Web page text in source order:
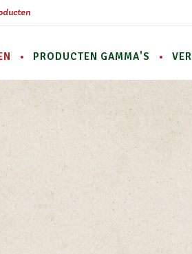
Over Hygiena
Merken
Producten gamma's
Verkooppunten
Contact
PRODUCTEN GAMMA'S